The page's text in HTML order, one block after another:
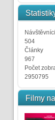
Návštěvníci
504
Články
967
Počet
2950795
Filmy